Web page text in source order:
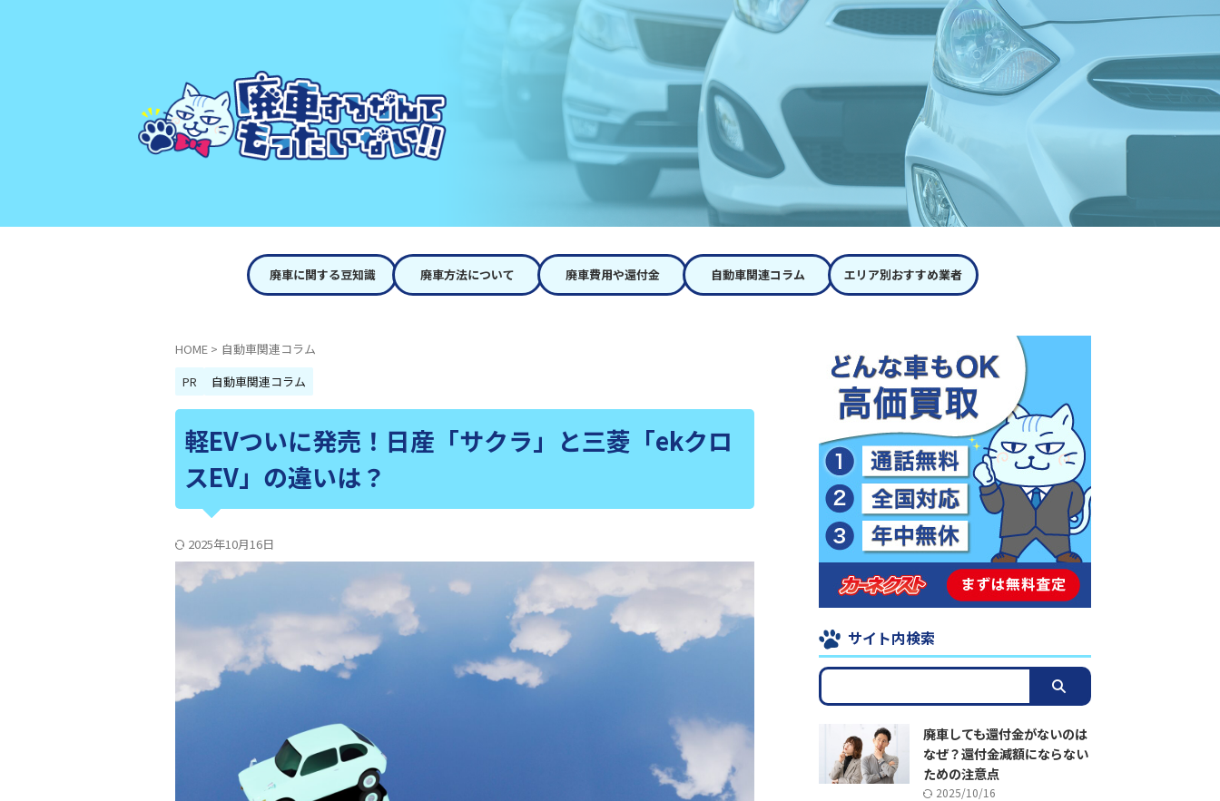
廃車に関する豆知識 廃車方法について 廃車費用や還付金 自動車関連コラム エリア別おすすめ業者
HOME > 自動車関連コラム
PR
自動車関連コラム
軽EVついに発売！日産「サクラ」と三菱「ekクロ
スEV」の違いは？
2025年10月16日
サイト内検索
廃車しても還付金がないのは
なぜ？還付金減額にならない
ための注意点
2025/10/16